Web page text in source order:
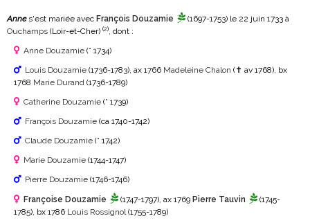
Annes'est mariée avec François Douzamie (1697-1753) le 22 juin 1733 à
Ouchamps (Loir-et-Cher) (2), dont :
Anne Douzamie (° 1734)
Louis Douzamie (1736-1783), ax 1766 Madeleine Chalon (✝ av 1768), bx
1768 Marie Durand (1736-1789)
Catherine Douzamie (° 1739)
François Douzamie (ca 1740-1742)
Claude Douzamie (° 1742)
Marie Douzamie (1744-1747)
Pierre Douzamie (1746-1746)
Françoise Douzamie (1747-1797), ax 1769 Pierre Tauvin
(1745-
1785), bx 1786 Louis Rossignol(1755-1789)